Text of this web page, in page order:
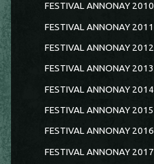
FESTIVAL ANNONAY 2010
FESTIVAL ANNONAY 2011
FESTIVAL ANNONAY 2012
FESTIVAL ANNONAY 2013
FESTIVAL ANNONAY 2014
FESTIVAL ANNONAY 2015
FESTIVAL ANNONAY 2016
FESTIVAL ANNONAY 2017